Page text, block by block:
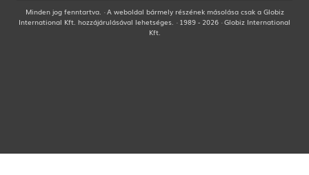
Minden jog fenntartva. · A weboldal bármely részének másolása csak a Globiz
International Kft. hozzájárulásával lehetséges. · 1989 - 2026 · Globiz International
Kft.